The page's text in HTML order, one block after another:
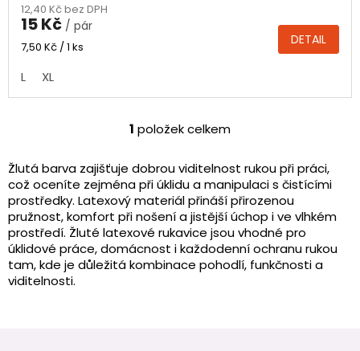
produktu
je
4,9
5
hvězdiček.
12,40 Kč bez DPH
15 Kč / pár
Měrná
7,50 Kč / 1 ks DETAIL
L XL
O
l
á
d
a
c
í
p
r
1 položek celkem
Žlutá barva zajišťuje dobrou viditelnost rukou při práci,
což oceníte zejména při úklidu a manipulaci s čistícími
prostředky. Latexový materiál přináší přirozenou
pružnost, komfort při nošení a jistější úchop i ve vlhkém
prostředí. Žluté latexové rukavice jsou vhodné pro
úklidové práce, domácnost i každodenní ochranu rukou
tam, kde je důležitá kombinace pohodlí, funkčnosti a
viditelnosti.